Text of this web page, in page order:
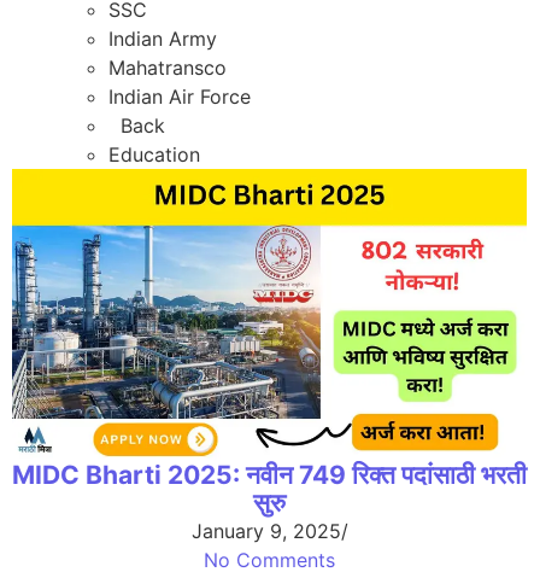
SSC
Indian Army
Mahatransco
Indian Air Force
Back
Education
MIDC Bharti 2025: नवीन 749 रिक्त पदांसाठी भरती
सुरु
January 9, 2025/
No Comments